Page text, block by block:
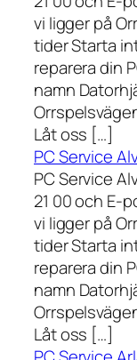
vi ligger på
tider Starta
reparera din
namn
Låt oss […]
PC Service
PC Service
21 00 och E-
vi ligger på
tider Starta
reparera din
namn
Låt oss […]